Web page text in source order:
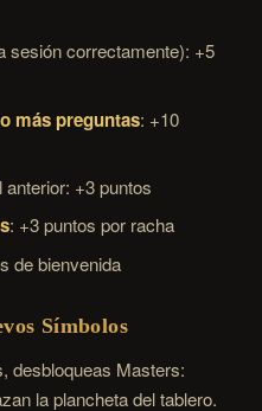
sesión correctamente): +5
más preguntas: +10
anterior: +3 puntos
: +3 puntos por racha
de bienvenida
Símbolos
desbloqueas Masters:
la plancheta del tablero.